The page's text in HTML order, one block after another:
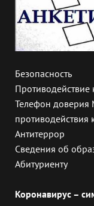
Безопасность
Противодействие
Телефон доверия
противодействия
Антитеррор
Сведения об
Абитуриенту
Коронавирус –